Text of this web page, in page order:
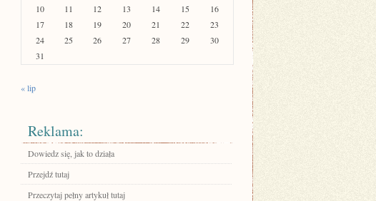
10
11 12 13 14 15
16
17
18 19 20 21 22
23
24
25 26 27 28 29
30
31
« lip
Reklama:
Dowiedz się, jak to działa
Przejdź tutaj
Przeczytaj pełny artykuł tutaj